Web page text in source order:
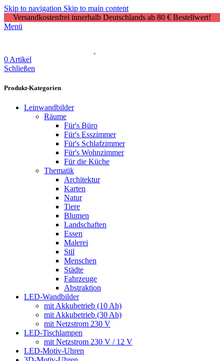
Skip to navigation Skip to main content
Versandkostenfrei innerhalb Deutschlands ab 80 € Bestellwert!
Menü
0 Artikel
Schließen
Produkt-Kategorien
Leinwandbilder
Räume
Für's Büro
Für's Esszimmer
Für's Schlafzimmer
Für's Wohnzimmer
Für die Küche
Thematik
Architektur
Karten
Natur
Tiere
Blumen
Landschaften
Essen
Malerei
Stil
Menschen
Städte
Fahrzeuge
Abstraktion
LED-Wandbilder
mit Akkubetrieb (10 Ah)
mit Akkubetrieb (30 Ah)
mit Netzstrom 230 V
LED-Tischlampen
mit Netzstrom 230 V / 12 V
LED-Motiv-Uhren